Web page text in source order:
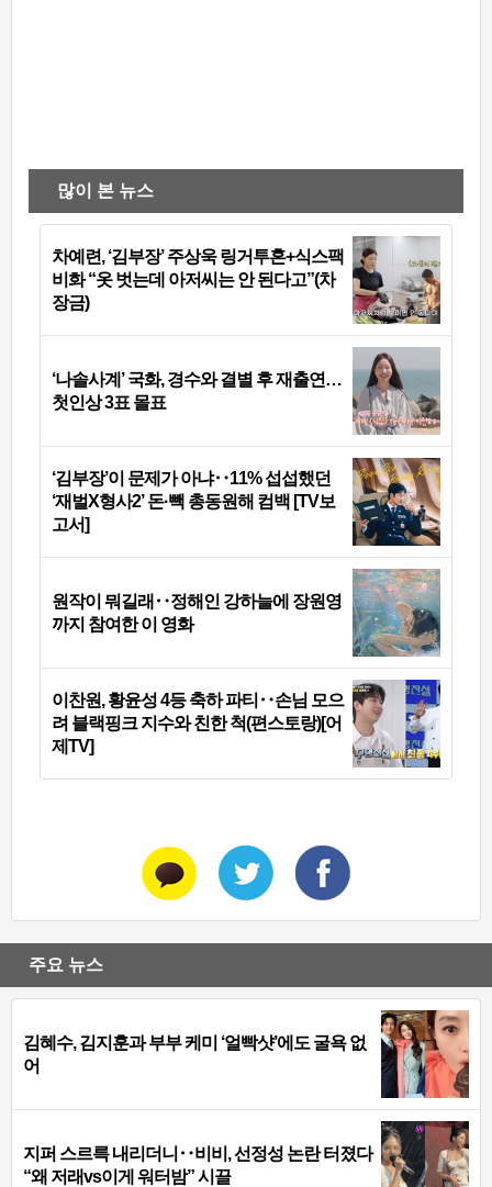
많이 본 뉴스
차예련, ‘김부장’ 주상욱 링거투혼+식스팩
비화 “옷 벗는데 아저씨는 안 된다고”(차
장금)
‘나솔사계’ 국화, 경수와 결별 후 재출연…
첫인상 3표 몰표
‘김부장’이 문제가 아냐‥11% 섭섭했던
‘재벌X형사2’ 돈·빽 총동원해 컴백 [TV보
고서]
원작이 뭐길래‥정해인 강하늘에 장원영
까지 참여한 이 영화
이찬원, 황윤성 4등 축하 파티‥손님 모으
려 블랙핑크 지수와 친한 척(편스토랑)[어
제TV]
주요 뉴스
김혜수, 김지훈과 부부 케미 ‘얼빡샷’에도 굴욕 없
어
지퍼 스르륵 내리더니‥비비, 선정성 논란 터졌다
“왜 저래vs이게 워터밤” 시끌